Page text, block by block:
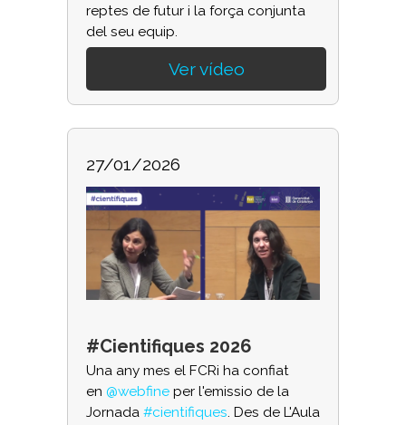
reptes de futur i la força conjunta
del seu equip.
Ver vídeo
27/01/2026
#Cientifiques 2026
Una any mes el FCRi ha confiat
en @webfine per l'emissio de la
Jornada #cientifiques. Des de L'Aula